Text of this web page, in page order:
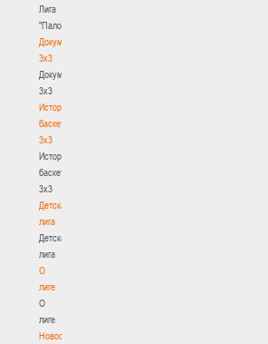
Лига
"Палова"
Документы
3х3
Документы
3х3
История
баскетбола
3х3
История
баскетбола
3х3
Детская
лига
Детская
лига
О
лиге
О
лиге
Новости